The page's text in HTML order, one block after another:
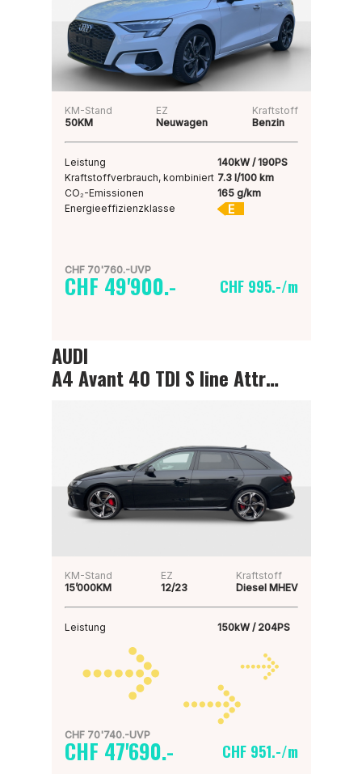
KM-Stand
50KM
EZ
Neuwagen
Kraftstoff
Benzin
Leistung
140kW / 190PS
Kraftstoffverbrauch, kombiniert 7.3 l/100 km
CO₂-Emissionen
165 g/km
Energieeffizienzklasse
E
CHF 70'760.-UVP
CHF 49'900.- CHF 995.-/m
AUDI
A4 Avant 40 TDI S line Attraction
KM-Stand
15’000KM
EZ
12/23
Kraftstoff
Diesel MHEV
Leistung 150kW / 204PS
CHF 70'740.-UVP
CHF 47'690.- CHF 951.-/m